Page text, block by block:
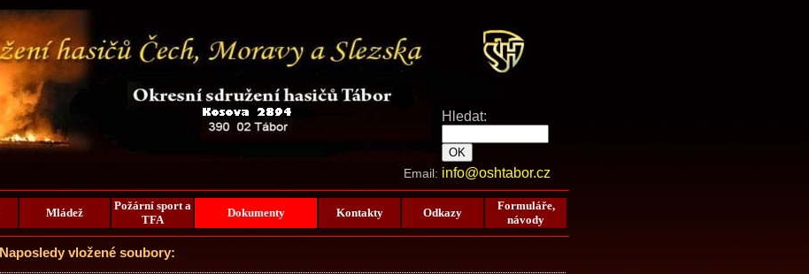
Hledat:
Email: info@oshtabor.cz
Mládež
Požární sport a
TFA
Dokumenty Kontakty Odkazy
Formuláře,
návody
Naposledy vložené soubory: